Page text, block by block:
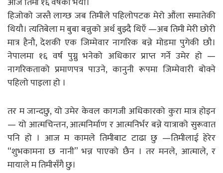
हिजोको जस्तै लाग्छ जब तिमीले पहिलोपटक मेरो औंला समातेकी
थियौ। त्यतिबेला म बुबा बन्नुको अर्थ बुझ्दै थिएँ —अब तिमी मेरी छोरी
मात्र हैनौ, देशकी एक जिम्मेवार नागरिक बन्ने मोडमा पुगेकी छौ।
नेपालमा १६ वर्ष पुग्नु भनेको अधिकार प्राप्त गर्ने उमेर हो —
नागरिकताको प्रमाणपत्र पाउने, कानुनी रूपमा जिम्मेवारी बोक्ने
पहिलो पाइला हो ।
तर म जान्दछु, यो उमेर केवल कागजी अधिकारको कुरा मात्र होइन
— यो आत्मचिन्तन, आत्मनिर्माण र आत्मनिर्भर बन्ने यात्राको सुरूवात
पनि हो । आज म कामले तिमीबाट टाढा छु —तिमीलाई हेरेर
“शुभकामना छ नानी” भन्न पाएको छैन । तर मनले, आत्माले, र
मायाले म तिमीसँगै छु।